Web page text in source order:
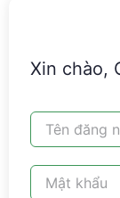
Xin chào,